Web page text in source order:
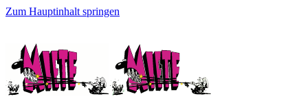
Zum Hauptinhalt springen